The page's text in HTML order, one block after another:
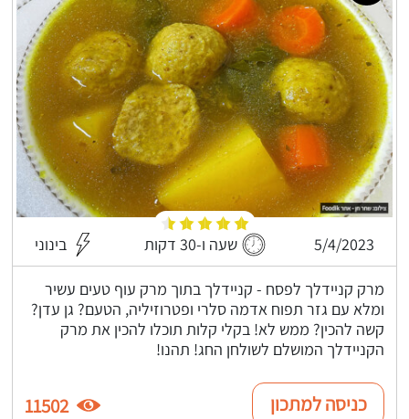
5/4/2023 שעה ו-30 דקות בינוני
מרק קניידלך לפסח - קניידלך בתוך מרק עוף טעים עשיר
ומלא עם גזר תפוח אדמה סלרי ופטרוזיליה, הטעם? גן עדן?
קשה להכין? ממש לא! בקלי קלות תוכלו להכין את מרק
הקניידלך המושלם לשולחן החג! תהנו!
כניסה למתכון 11502